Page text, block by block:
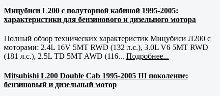
Мицубиси L200 с полуторной кабиной 1995-2005:
характеристики для бензинового и дизельного мотора
Полный обзор технических характеристик Мицубиси Л200 с
моторами: 2.4L 16V 5MT RWD (132 л.с.), 3.0L V6 5MT RWD
(181 л.с.), 2.5L TD 5MT AWD (116... Подробнее...
Mitsubishi L200 Double Cab 1995-2005 III поколение:
бензиновый и дизельный мотор